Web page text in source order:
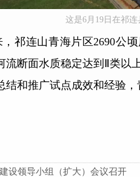
这是6月19日在祁
连山青海片区2690公顷
流断面水质稳定达到Ⅱ类以
推广试点成效和经验，
设领导小组（扩大）会议召开